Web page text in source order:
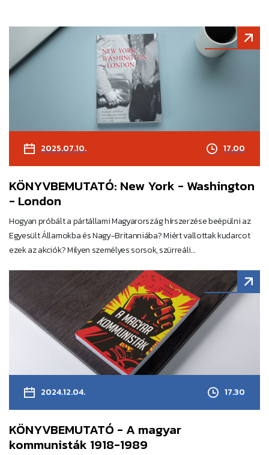
2025.07.10. 17.00
KÖNYVBEMUTATÓ: New York - Washington
- London
Hogyan próbált a pártállami Magyarország hírszerzése beépülni az
Egyesült Államokba és Nagy-Britanniába? Miért vallottak kudarcot
ezek az akciók? Milyen személyes sorsok, szürreáli...
2024.12.04. 17.30
KÖNYVBEMUTATÓ - A magyar
kommunisták 1918-1989